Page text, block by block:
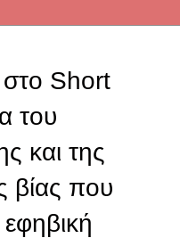
Short
του
και της
βίας που